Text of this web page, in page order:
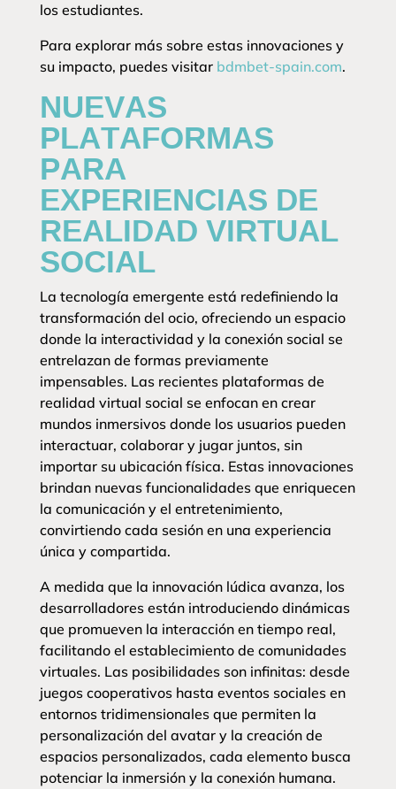
los estudiantes.
Para explorar más sobre estas innovaciones y
su impacto, puedes visitar bdmbet-spain.com.
NUEVAS
PLATAFORMAS
PARA
EXPERIENCIAS DE
REALIDAD VIRTUAL
SOCIAL
La tecnología emergente está redefiniendo la
transformación del ocio, ofreciendo un espacio
donde la interactividad y la conexión social se
entrelazan de formas previamente
impensables. Las recientes plataformas de
realidad virtual social se enfocan en crear
mundos inmersivos donde los usuarios pueden
interactuar, colaborar y jugar juntos, sin
importar su ubicación física. Estas innovaciones
brindan nuevas funcionalidades que enriquecen
la comunicación y el entretenimiento,
convirtiendo cada sesión en una experiencia
única y compartida.
A medida que la innovación lúdica avanza, los
desarrolladores están introduciendo dinámicas
que promueven la interacción en tiempo real,
facilitando el establecimiento de comunidades
virtuales. Las posibilidades son infinitas: desde
juegos cooperativos hasta eventos sociales en
entornos tridimensionales que permiten la
personalización del avatar y la creación de
espacios personalizados, cada elemento busca
potenciar la inmersión y la conexión humana.